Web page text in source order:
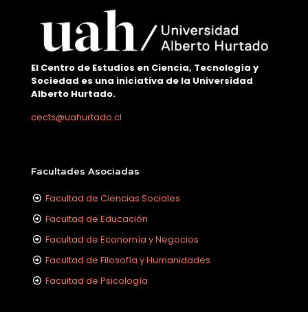
El Centro de Estudios en Ciencia, Tecnología y
Sociedad es una iniciativa de la Universidad
Alberto Hurtado.
cects@uahurtado.cl
Facultades Asociadas
Facultad de Ciencias Sociales
Facultad de Educación
Facultad de Economía y Negocios
Facultad de Filosofía y Humanidades
Facultad de Psicología